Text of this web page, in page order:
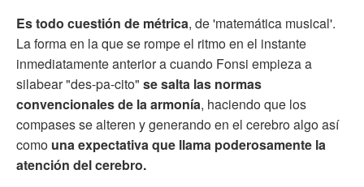
Es todo cuestión de métrica, de 'matemática musical'.
La forma en la que se rompe el ritmo en el instante
inmediatamente anterior a cuando Fonsi empieza a
silabear "des-pa-cito" se salta las normas
convencionales de la armonía, haciendo que los
compases se alteren y generando en el cerebro algo así
como una expectativa que llama poderosamente la
atención del cerebro.